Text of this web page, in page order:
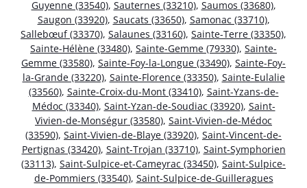
Guyenne (33540), Sauternes (33210), Saumos (33680),
Saugon (33920), Saucats (33650), Samonac (33710),
Sallebœuf (33370), Salaunes (33160), Sainte-Terre (33350),
Sainte-Hélène (33480), Sainte-Gemme (79330), Sainte-
Gemme (33580), Sainte-Foy-la-Longue (33490), Sainte-Foy-
la-Grande (33220), Sainte-Florence (33350), Sainte-Eulalie
(33560), Sainte-Croix-du-Mont (33410), Saint-Yzans-de-
Médoc (33340), Saint-Yzan-de-Soudiac (33920), Saint-
Vivien-de-Monségur (33580), Saint-Vivien-de-Médoc
(33590), Saint-Vivien-de-Blaye (33920), Saint-Vincent-de-
Pertignas (33420), Saint-Trojan (33710), Saint-Symphorien
(33113), Saint-Sulpice-et-Cameyrac (33450), Saint-Sulpice-
de-Pommiers (33540), Saint-Sulpice-de-Guilleragues